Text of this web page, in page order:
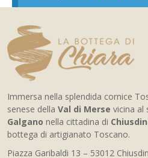
Immersa nella splendida cornice
senese della Val di Merse vicina al
Galgano nella cittadina di
bottega di artigianato Toscano.
Piazza Garibaldi 13 – 53012